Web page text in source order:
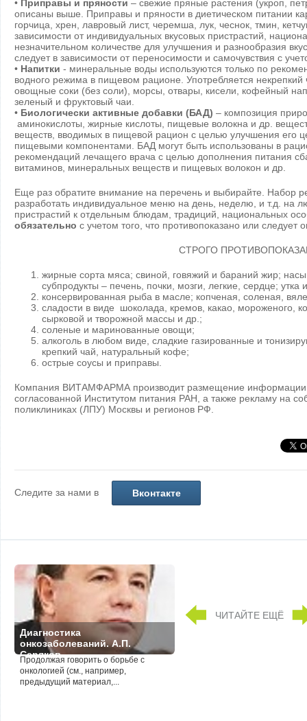
• Приправы и пряности – свежие пряные растения (укроп,
описаны выше. Приправы и пряности в диетическом питании
горчица, хрен, лавровый лист, черемша, лук, чеснок, тмин,
зависимости от индивидуальных вкусовых пристрастий,
незначительном количестве для улучшения и разнообразия
следует в зависимости от переносимости и самочувствия с
• Напитки - минеральные воды используются только по
водного режима в пищевом рационе. Употребляется
овощные соки (без соли), морсы, отвары, кисели, кофейный
зеленый и фруктовый чаи.
• Биологически активные добавки (БАД) – композиция
аминокислоты, жирные кислоты, пищевые волокна и др.
веществ, вводимых в пищевой рацион с целью улучшения его
пищевыми компонентами. БАД могут быть использованы в
рекомендаций лечащего врача с целью дополнения питания
витаминов, минеральных веществ и пищевых волокон и др.
Еще раз обратите внимание на перечень и выбирайте. Набор
разработать индивидуальное меню на день, неделю, и т.д. на
пристрастий к отдельным блюдам, традиций, национальных
обязательно с учетом того, что противопоказано или следует
СТРОГО
жирные сорта мяса; свиной, говяжий и бараний жир;
субпродукты – печень, почки, мозги, легкие, сердце; утка
консервированная рыба в масле; копченая, соленая,
сладости в виде шоколада, кремов, какао, мороженого,
сырковой и творожной массы и др.;
соленые и маринованные овощи;
алкоголь в любом виде, сладкие газированные и
крепкий чай, натуральный кофе;
острые соусы и приправы.
Компания ВИТАМФАРМА производит размещение информации
согласованной Институтом питания РАН, а также рекламу на
поликлиниках (ЛПУ) Москвы и регионов РФ.
Следите за нами в Вконтакте
Диагностика
онкозаболеваний. А.П.
Серяков
Продолжая говорить о борьбе с
онкологией (см., например,
предыдущий материал,...
ЧИТАЙТЕ ЕЩЁ